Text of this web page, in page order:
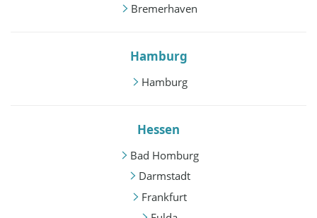
Bremerhaven
Hamburg
Hamburg
Hessen
Bad Homburg
Darmstadt
Frankfurt